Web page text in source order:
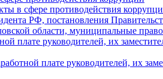
в сфере противодействия
РФ, постановления
области, муниципальные
плате руководителей, их
плате руководителей, их